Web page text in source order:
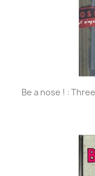
Be a nose ! :